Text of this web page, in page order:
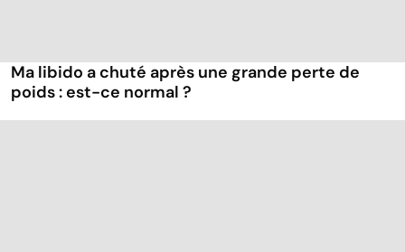
Ma libido a chuté après une grande perte de
poids : est-ce normal ?